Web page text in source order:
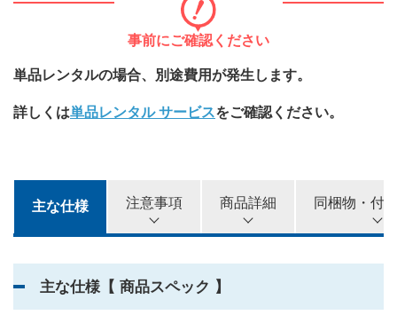
事前にご確認ください
単品レンタルの場合、別途費用が発生します。
詳しくは単品レンタル サービスをご確認ください。
主な仕様 注意事項 商品詳細 同梱物・付
主な仕様【 商品スペック 】